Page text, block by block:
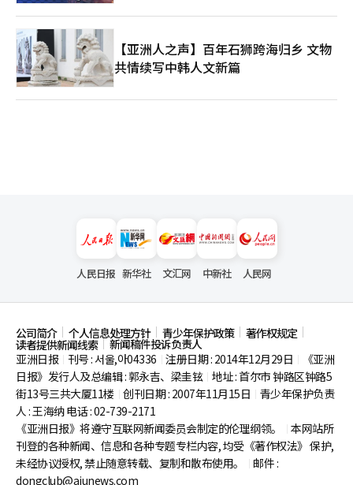
【亚洲人之声】百年石狮跨海归乡 文物
共情续写中韩人文新篇
人民日报 新华社 文汇网 中新社 人民网
公司简介 个人信息处理方针 青少年保护政策 著作权规定
读者提供新闻线索
新闻稿件投诉负责人
亚洲日报
刊号 : 서울,아04336 注册日期 : 2014年12月29日
《亚洲
日报》发行人及总编辑 : 郭永吉、梁圭铉 地址 : 首尔市钟路区钟路5
街13号三共大厦11楼 创刊日期 : 2007年11月15日
青少年保护负责
人 : 王海纳 电话 : 02-739-2171
《亚洲日报》将遵守互联网新闻委员会制定的伦理纲领。
本网站所
刊登的各种新闻、信息和各种专题专栏内容, 均受《著作权法》 保护,
未经协议授权, 禁止随意转载、复制和散布使用。
邮件 :
dongclub@ajunews.com